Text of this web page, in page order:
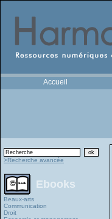
Accueil
>Recherche avancée
Ebooks
Beaux-arts
Communication
Droit